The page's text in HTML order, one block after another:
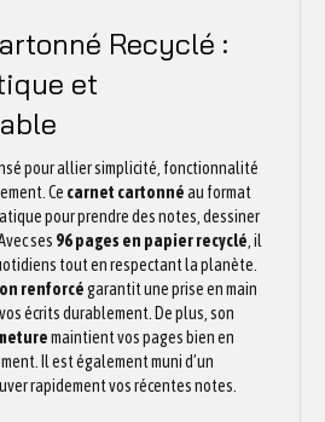
Recyclé :
et
pour allier simplicité, fonctionnalité
Ce carnet cartonnéau format
pour prendre des notes, dessiner
ses 96 pages en papier recyclé, il
tout en respectant la planète.
renforcégarantit une prise en main
écrits durablement. De plus, son
maintient vos pages bien en
Il est également muni d’un
rapidement vos récentes notes.